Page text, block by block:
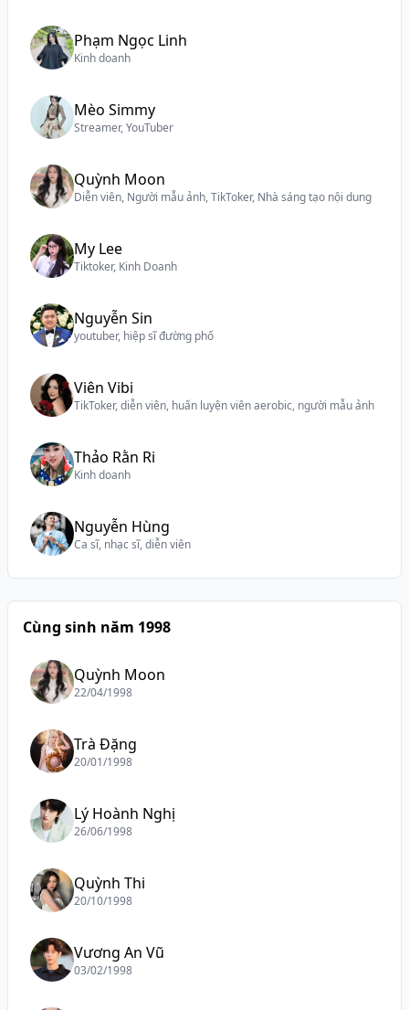
Phạm Ngọc Linh
Kinh doanh
Mèo Simmy
Streamer, YouTuber
Quỳnh Moon
Diễn viên, Người mẫu ảnh, TikToker, Nhà sáng tạo nội dung
My Lee
Tiktoker, Kinh Doanh
Nguyễn Sin
youtuber, hiệp sĩ đường phố
Viên Vibi
TikToker, diễn viên, huấn luyện viên aerobic, người mẫu ảnh
Thảo Rằn Ri
Kinh doanh
Nguyễn Hùng
Ca sĩ, nhạc sĩ, diễn viên
Cùng sinh năm 1998
Quỳnh Moon
22/04/1998
Trà Đặng
20/01/1998
Lý Hoành Nghị
26/06/1998
Quỳnh Thi
20/10/1998
Vương An Vũ
03/02/1998